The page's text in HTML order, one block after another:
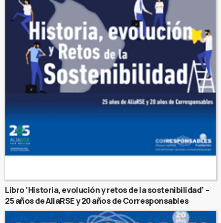
Libro ‘Historia, evolución y retos de la sostenibilidad’ –
25 años de AliaRSE y 20 años de Corresponsables